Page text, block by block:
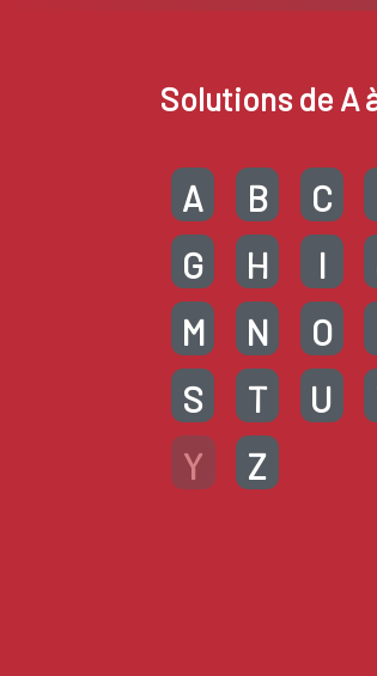
Solutions de A
A B C
G
H I
M
N O
S
T U
Y
Z